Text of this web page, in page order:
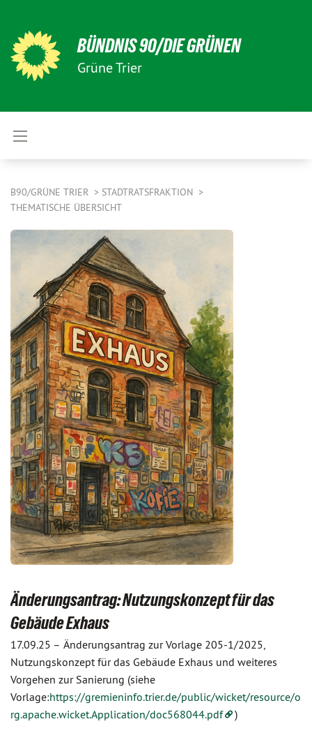
BÜNDNIS 90/DIE GRÜNEN
Grüne Trier
B90/GRÜNE TRIER
STADTRATSFRAKTION
THEMATISCHE ÜBERSICHT
Änderungsantrag: Nutzungskonzept für das
Gebäude Exhaus
17.09.25 – Änderungsantrag zur Vorlage 205-1/2025,
Nutzungskonzept für das Gebäude Exhaus und weiteres
Vorgehen zur Sanierung (siehe
Vorlage:https://gremieninfo.trier.de/public/wicket/resource/o
rg.apache.wicket.Application/doc568044.pdf
)